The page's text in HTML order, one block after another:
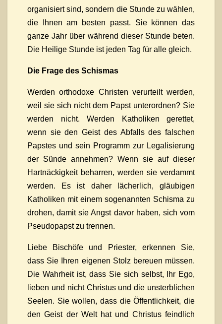
organisiert sind, sondern die Stunde zu wählen,
die Ihnen am besten passt. Sie können das
ganze Jahr über während dieser Stunde beten.
Die Heilige Stunde ist jeden Tag für alle gleich.
Die Frage des Schismas
Werden orthodoxe Christen verurteilt werden,
weil sie sich nicht dem Papst unterordnen? Sie
werden nicht. Werden Katholiken gerettet,
wenn sie den Geist des Abfalls des falschen
Papstes und sein Programm zur Legalisierung
der Sünde annehmen? Wenn sie auf dieser
Hartnäckigkeit beharren, werden sie verdammt
werden. Es ist daher lächerlich, gläubigen
Katholiken mit einem sogenannten Schisma zu
drohen, damit sie Angst davor haben, sich vom
Pseudopapst zu trennen.
Liebe Bischöfe und Priester, erkennen Sie,
dass Sie Ihren eigenen Stolz bereuen müssen.
Die Wahrheit ist, dass Sie sich selbst, Ihr Ego,
lieben und nicht Christus und die unsterblichen
Seelen. Sie wollen, dass die Öffentlichkeit, die
den Geist der Welt hat und Christus feindlich